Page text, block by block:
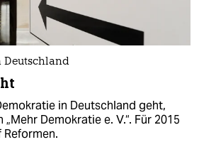
Deutschland
in Deutschland geht,
Demokratie e. V.“. Für 2015